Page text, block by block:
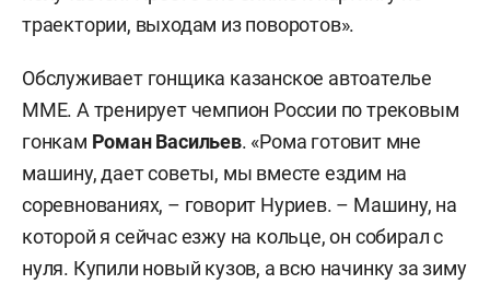
траектории, выходам из поворотов».
Обслуживает гонщика казанское автоателье
MME. А тренирует чемпион России по трековым
гонкам Роман Васильев. «Рома готовит мне
машину, дает советы, мы вместе ездим на
соревнованиях, – говорит Нуриев. – Машину, на
которой я сейчас езжу на кольце, он собирал с
нуля. Купили новый кузов, а всю начинку за зиму